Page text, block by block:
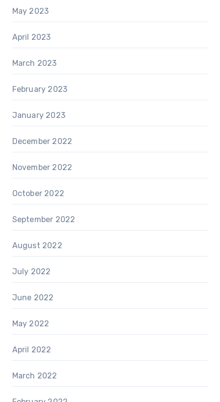
May 2023
April 2023
March 2023
February 2023
January 2023
December 2022
November 2022
October 2022
September 2022
August 2022
July 2022
June 2022
May 2022
April 2022
March 2022